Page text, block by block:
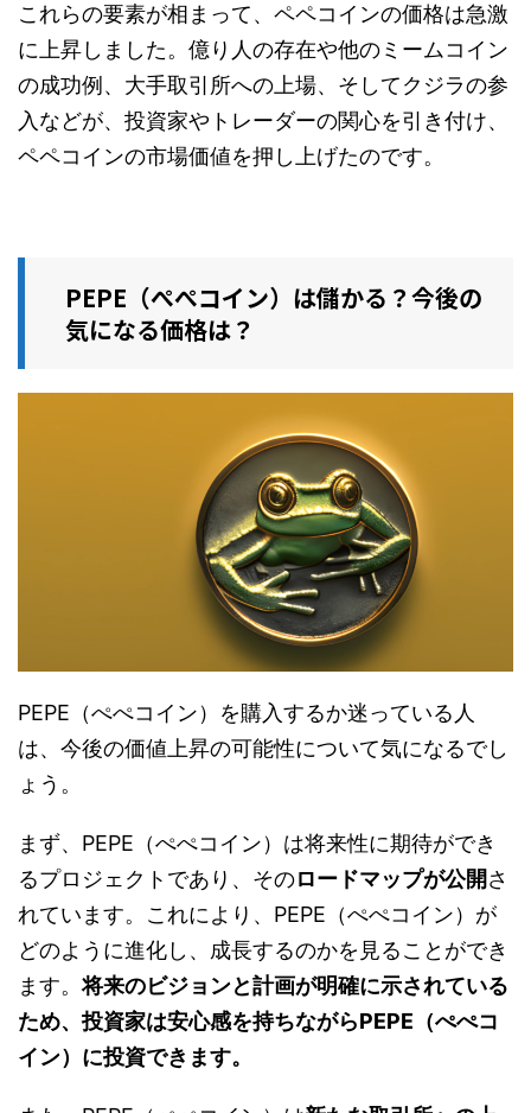
これらの要素が相まって、ペペコインの価格は急激
に上昇しました。億り人の存在や他のミームコイン
の成功例、大手取引所への上場、そしてクジラの参
入などが、投資家やトレーダーの関心を引き付け、
ペペコインの市場価値を押し上げたのです。
PEPE（ぺぺコイン）は儲かる？今後の
気になる価格は？
PEPE（ぺぺコイン）を購入するか迷っている人
は、今後の価値上昇の可能性について気になるでし
ょう。
まず、PEPE（ぺぺコイン）は将来性に期待ができ
るプロジェクトであり、そのロードマップが公開さ
れています。これにより、PEPE（ぺぺコイン）が
どのように進化し、成長するのかを見ることができ
ます。将来のビジョンと計画が明確に示されている
ため、投資家は安心感を持ちながらPEPE（ぺぺコ
イン）に投資できます。